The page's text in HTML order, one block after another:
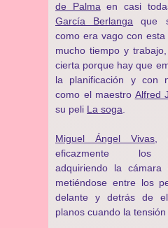
de Palma en casi
García Berlanga que
como era vago con
mucho tiempo y
cierta porque hay que
la planificación y con
como el maestro Alfred
su peli La soga
Miguel Ángel Vivas ,
eficazmente los
adquiriendo la cámara
metiéndose entre los
delante y detrás de
planos cuando la tensión